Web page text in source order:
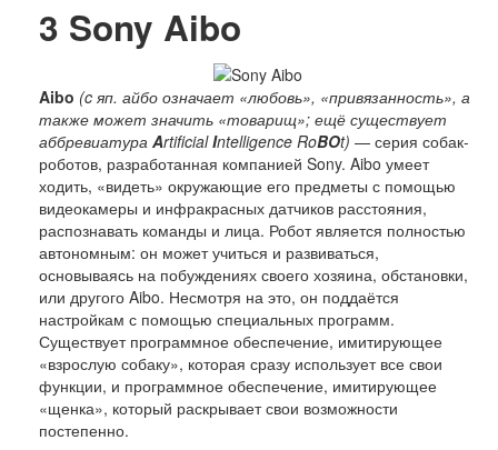
3 Sony Aibo
Aibo (c яп. айбо означает «любовь», «привязанность», а
также может значить «товарищ»; ещё существует
аббревиатура ArtificialIntelligence RoBOt) — серия собак-
роботов, разработанная компанией Sony. Aibo умеет
ходить, «видеть» окружающие его предметы с помощью
видеокамеры и инфракрасных датчиков расстояния,
распознавать команды и лица. Робот является полностью
автономным: он может учиться и развиваться,
основываясь на побуждениях своего хозяина, обстановки,
или другого Aibo. Несмотря на это, он поддаётся
настройкам с помощью специальных программ.
Существует программное обеспечение, имитирующее
«взрослую собаку», которая сразу использует все свои
функции, и программное обеспечение, имитирующее
«щенка», который раскрывает свои возможности
постепенно.